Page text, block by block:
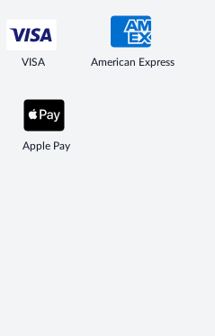
VISA American Express
Apple Pay